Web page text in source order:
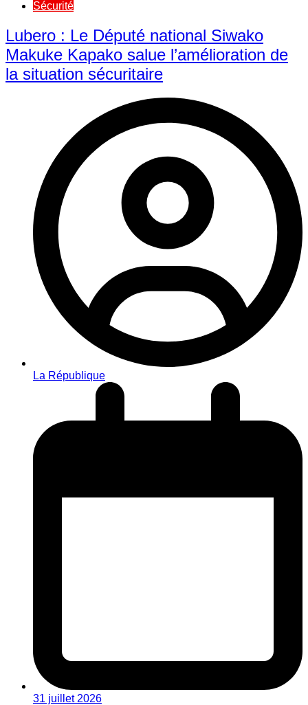
Sécurité
Lubero : Le Député national Siwako
Makuke Kapako salue l’amélioration de
la situation sécuritaire
La République
31 juillet 2026